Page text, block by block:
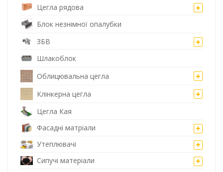
Цегла рядова
Блок незнімної опалубки
ЗБВ
Шлакоблок
Облицювальна цегла
Клінкерна цегла
Цегла Кая
Фасадні матріали
Утеплювачі
Сипучі матеріали